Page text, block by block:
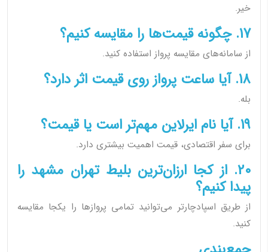
خیر.
17. چگونه قیمت‌ها را مقایسه کنیم؟
از سامانه‌های مقایسه پرواز استفاده کنید.
18. آیا ساعت پرواز روی قیمت اثر دارد؟
بله.
19. آیا نام ایرلاین مهم‌تر است یا قیمت؟
برای سفر اقتصادی، قیمت اهمیت بیشتری دارد.
20. از کجا ارزان‌ترین بلیط تهران مشهد را
پیدا کنیم؟
از طریق اسپادچارتر می‌توانید تمامی پروازها را یکجا مقایسه
کنید.